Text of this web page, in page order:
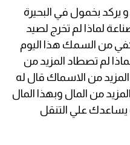
بخمول في البحيرة
لماذا لم تخرج لصيد
من السمك هذا اليوم
لم تصطاد المزيد من
من الاسماك قال له
من المال وبهذا المال
علي التنقل